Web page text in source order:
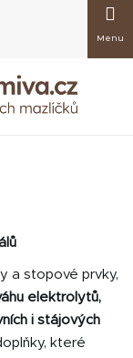
košík
a stopové prvky,
elektrolytů,
i stájových
které